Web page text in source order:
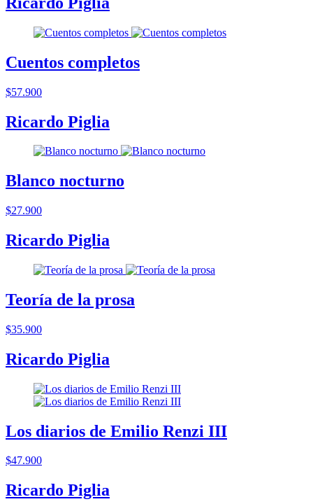
Cuentos completos
$57.900
Ricardo Piglia
Blanco nocturno
$27.900
Ricardo Piglia
Teoría de la prosa
$35.900
Ricardo Piglia
Los diarios de Emilio Renzi III
$47.900
Ricardo Piglia